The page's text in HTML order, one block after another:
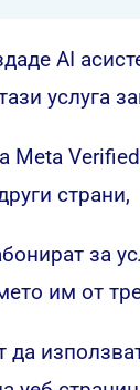
AI
услуга
Meta
страни,
за
им от